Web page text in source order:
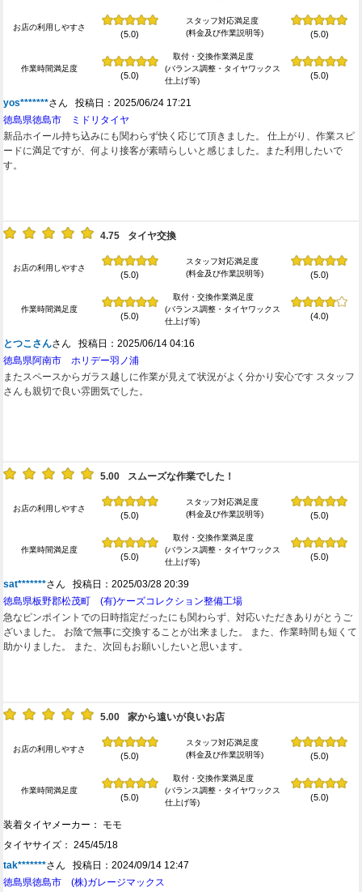
お店の利用しやすさ
(5.0)
スタッフ対応満足度
(料金及び作業説明等)
(5.0)
作業時間満足度
(5.0)
取付・交換作業満足度
(バランス調整・タイヤワックス
仕上げ等)
(5.0)
yos*******さん 投稿日：2025/06/24 17:21
徳島県徳島市 ミドリタイヤ
新品ホイール持ち込みにも関わらず快く応じて頂きました。 仕上がり、作業スピ
ードに満足ですが、何より接客が素晴らしいと感じました。また利用したいで
す。
4.75 タイヤ交換
お店の利用しやすさ
(5.0)
スタッフ対応満足度
(料金及び作業説明等)
(5.0)
作業時間満足度
(5.0)
取付・交換作業満足度
(バランス調整・タイヤワックス
仕上げ等)
(4.0)
とつこさんさん 投稿日：2025/06/14 04:16
徳島県阿南市 ホリデー羽ノ浦
またスペースからガラス越しに作業が見えて状況がよく分かり安心です スタッフ
さんも親切で良い雰囲気でした。
5.00 スムーズな作業でした！
お店の利用しやすさ
(5.0)
スタッフ対応満足度
(料金及び作業説明等)
(5.0)
作業時間満足度
(5.0)
取付・交換作業満足度
(バランス調整・タイヤワックス
仕上げ等)
(5.0)
sat*******さん 投稿日：2025/03/28 20:39
徳島県板野郡松茂町 (有)ケーズコレクション整備工場
急なピンポイントでの日時指定だったにも関わらず、対応いただきありがとうご
ざいました。 お陰で無事に交換することが出来ました。 また、作業時間も短くて
助かりました。 また、次回もお願いしたいと思います。
5.00 家から遠いが良いお店
お店の利用しやすさ
(5.0)
スタッフ対応満足度
(料金及び作業説明等)
(5.0)
作業時間満足度
(5.0)
取付・交換作業満足度
(バランス調整・タイヤワックス
仕上げ等)
(5.0)
装着タイヤメーカー： モモ
タイヤサイズ： 245/45/18
tak*******さん 投稿日：2024/09/14 12:47
徳島県徳島市 (株)ガレージマックス